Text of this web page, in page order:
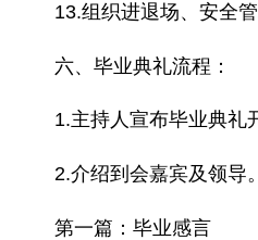
13.组织进退场、安全
六、毕业典礼流程：
1.主持人宣布毕业典礼
2.介绍到会嘉宾及领导。
第一篇：毕业感言